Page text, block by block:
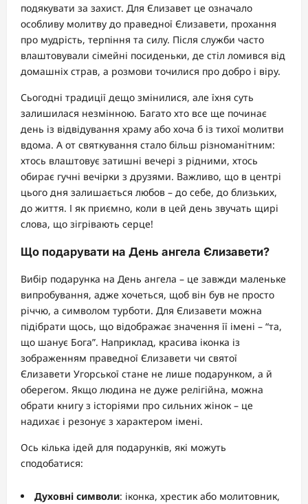
подякувати за захист. Для Єлизавет це означало
особливу молитву до праведної Єлизавети, прохання
про мудрість, терпіння та силу. Після служби часто
влаштовували сімейні посиденьки, де стіл ломився від
домашніх страв, а розмови точилися про добро і віру.
Сьогодні традиції дещо змінилися, але їхня суть
залишилася незмінною. Багато хто все ще починає
день із відвідування храму або хоча б із тихої молитви
вдома. А от святкування стало більш різноманітним:
хтось влаштовує затишні вечері з рідними, хтось
обирає гучні вечірки з друзями. Важливо, що в центрі
цього дня залишається любов – до себе, до близьких,
до життя. І як приємно, коли в цей день звучать щирі
слова, що зігрівають серце!
Що подарувати на День ангела Єлизавети?
Вибір подарунка на День ангела – це завжди маленьке
випробування, адже хочеться, щоб він був не просто
річчю, а символом турботи. Для Єлизавети можна
підібрати щось, що відображає значення її імені – “та,
що шанує Бога”. Наприклад, красива іконка із
зображенням праведної Єлизавети чи святої
Єлизавети Угорської стане не лише подарунком, а й
оберегом. Якщо людина не дуже релігійна, можна
обрати книгу з історіями про сильних жінок – це
надихає і резонує з характером імені.
Ось кілька ідей для подарунків, які можуть
сподобатися:
Духовні символи: іконка, хрестик або молитовник,